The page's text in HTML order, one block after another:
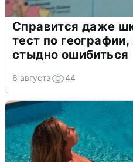
Справится даже
тест по
стыдно ошибиться
6 августа 44